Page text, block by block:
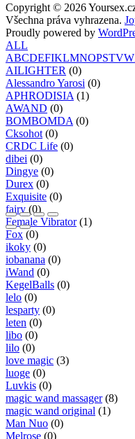
Copyright © 2026
Všechna práva vyhrazena.
Proudly powered by
ALL
ABCDEFIKLMNOPSTVW
AILIGHTER (0)
Alessandro Yarosi (0)
APHRODISIA (1)
AWAND (0)
BOMBOMDA (0)
Cksohot (0)
CRDC Life (0)
dibei (0)
Dingye (0)
Durex (0)
Exquisite (0)
fairy (0)
Female Vibrator(1)
Fox (0)
ikoky (0)
iobanana (0)
iWand (0)
KegelBalls (0)
lelo (0)
lesparty (0)
leten (0)
libo (0)
lilo (0)
love magic (3)
luoge (0)
Luvkis (0)
magic wand massager(8)
magic wand original (1)
Man Nuo (0)
Melrose (0)